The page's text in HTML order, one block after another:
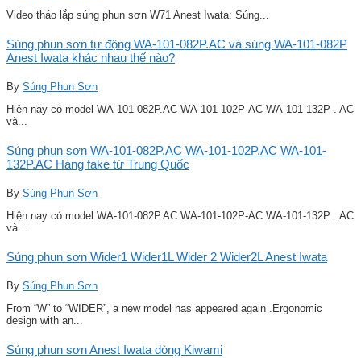
Video tháo lắp súng phun sơn W71 Anest Iwata: Súng...
Súng phun sơn tự động WA-101-082P.AC và súng WA-101-082P
Anest Iwata khác nhau thế nào?
By Súng Phun Sơn
Hiện nay có model WA-101-082P.AC WA-101-102P-AC WA-101-132P . AC
và...
Súng phun sơn WA-101-082P.AC WA-101-102P.AC WA-101-
132P.AC Hàng fake từ Trung Quốc
By Súng Phun Sơn
Hiện nay có model WA-101-082P.AC WA-101-102P-AC WA-101-132P . AC
và...
Súng phun sơn Wider1 Wider1L Wider 2 Wider2L Anest Iwata
By Súng Phun Sơn
From “W” to “WIDER”, a new model has appeared again .Ergonomic
design with an...
Súng phun sơn Anest Iwata dòng Kiwami